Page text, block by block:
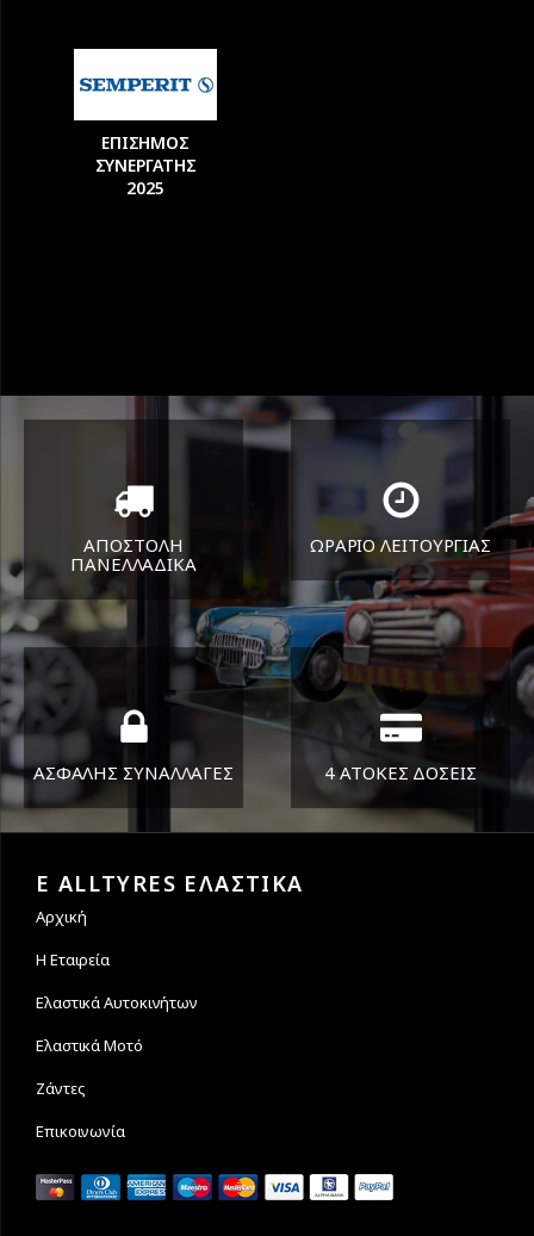
ΕΠΙΣΗΜΟΣ
ΣΥΝΕΡΓΑΤΗΣ
2025
ΑΠΟΣΤΟΛΗ
ΠΑΝΕΛΛΑΔΙΚA
Όπου και αν είστε θα σας
στείλουμε τα ελαστικά σας
ΩΡΑΡΙΟ ΛΕΙΤΟΥΡΓΙΑΣ
ΔΕΥ-ΠΑΡ 8:30-17:30
ΣΑΒ 8:30-13:30
ΑΣΦΑΛΗΣ ΣΥΝΑΛΛΑΓΕΣ 4 ΑΤΟΚΕΣ ΔΟΣΕΙΣ
E ALLTYRES ΕΛΑΣΤΙΚΑ
Αρχική
Η Εταιρεία
Ελαστικά Αυτοκινήτων
Ελαστικά Μοτό
Ζάντες
Επικοινωνία